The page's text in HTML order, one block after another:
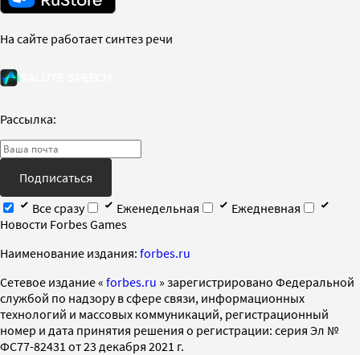
На сайте работает синтез речи
Рассылка:
Подписаться
Все сразу
Еженедельная
Ежедневная
Новости Forbes Games
Наименование издания: forbes.ru
Cетевое издание « forbes.ru » зарегистрировано Федеральной
службой по надзору в сфере связи, информационных
технологий и массовых коммуникаций, регистрационный
номер и дата принятия решения о регистрации: серия Эл №
ФС77-82431 от 23 декабря 2021 г.